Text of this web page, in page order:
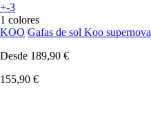
+-3
1 colores
KOO Gafas de sol Koo supernova
Desde 189,90 €
155,90 €